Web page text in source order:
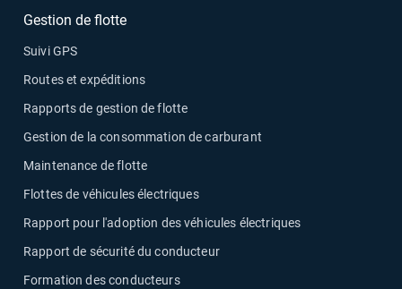
Gestion de flotte
Suivi GPS
Routes et expéditions
Rapports de gestion de flotte
Gestion de la consommation de carburant
Maintenance de flotte
Flottes de véhicules électriques
Rapport pour l'adoption des véhicules électriques
Rapport de sécurité du conducteur
Formation des conducteurs